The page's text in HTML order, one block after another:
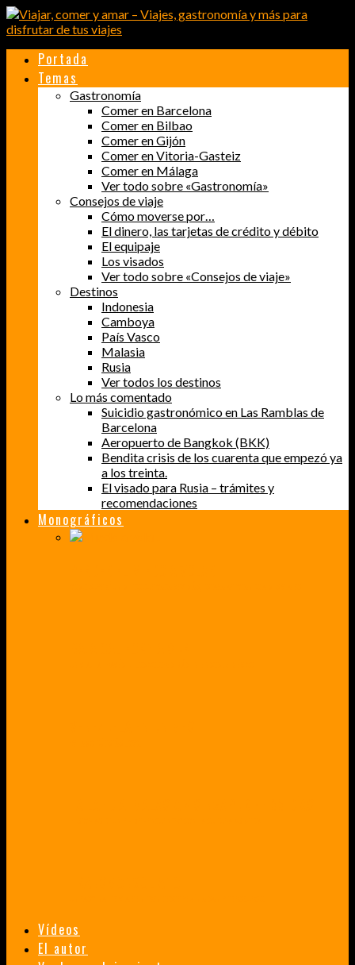
Portada
Temas
Gastronomía
Comer en Barcelona
Comer en Bilbao
Comer en Gijón
Comer en Vitoria-Gasteiz
Comer en Málaga
Ver todo sobre «Gastronomía»
Consejos de viaje
Cómo moverse por…
El dinero, las tarjetas de crédito y débito
El equipaje
Los visados
Ver todo sobre «Consejos de viaje»
Destinos
Indonesia
Camboya
País Vasco
Malasia
Rusia
Ver todos los destinos
Lo más comentado
Suicidio gastronómico en Las Ramblas de
Barcelona
Aeropuerto de Bangkok (BKK)
Bendita crisis de los cuarenta que empezó ya
a los treinta.
El visado para Rusia – trámites y
recomendaciones
Monográficos
Vídeos
El autor